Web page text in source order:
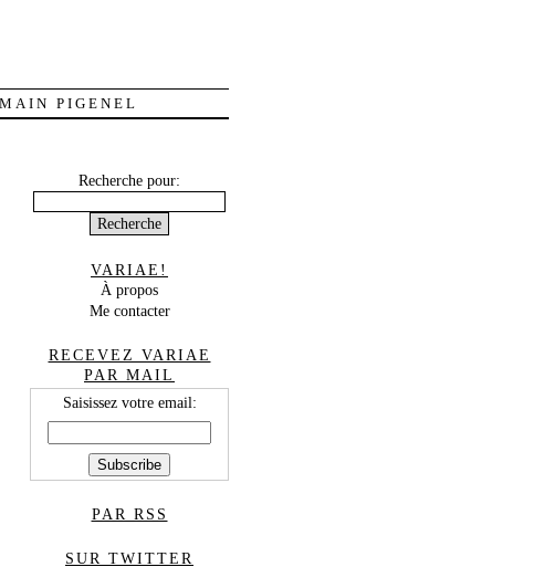
PIGENEL
Recherche pour:
VARIAE!
À propos
Me contacter
RECEVEZ VARIAE
PAR MAIL
Saisissez votre email:
PAR RSS
SUR TWITTER